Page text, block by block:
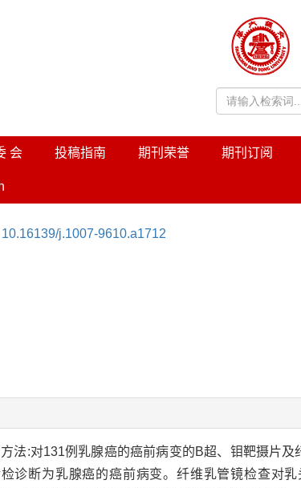
会 投稿指南 期刊荣誉 期刊订阅
10.16139/j.1007-9610.a1712
法:对131例乳腺癌的癌前病变的B超、钼靶摄片
诊断为乳腺癌的癌前病变。纤维乳管镜检查对